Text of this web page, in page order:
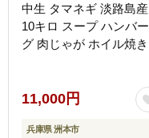
中生 タマネギ 淡路島産
10キロ スープ ハンバー
グ 肉じゃが ホイル焼き
11,000円
兵庫県 洲本市